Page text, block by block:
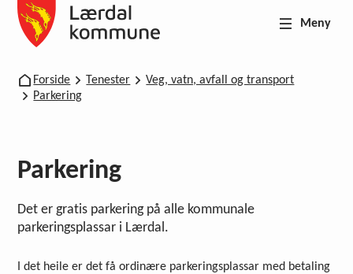
Meny
Du er her:
Forside Tenester
Veg, vatn, avfall og transport
Parkering
Parkering
Det er gratis parkering på alle kommunale
parkeringsplassar i Lærdal.
I det heile er det få ordinære parkeringsplassar med betaling